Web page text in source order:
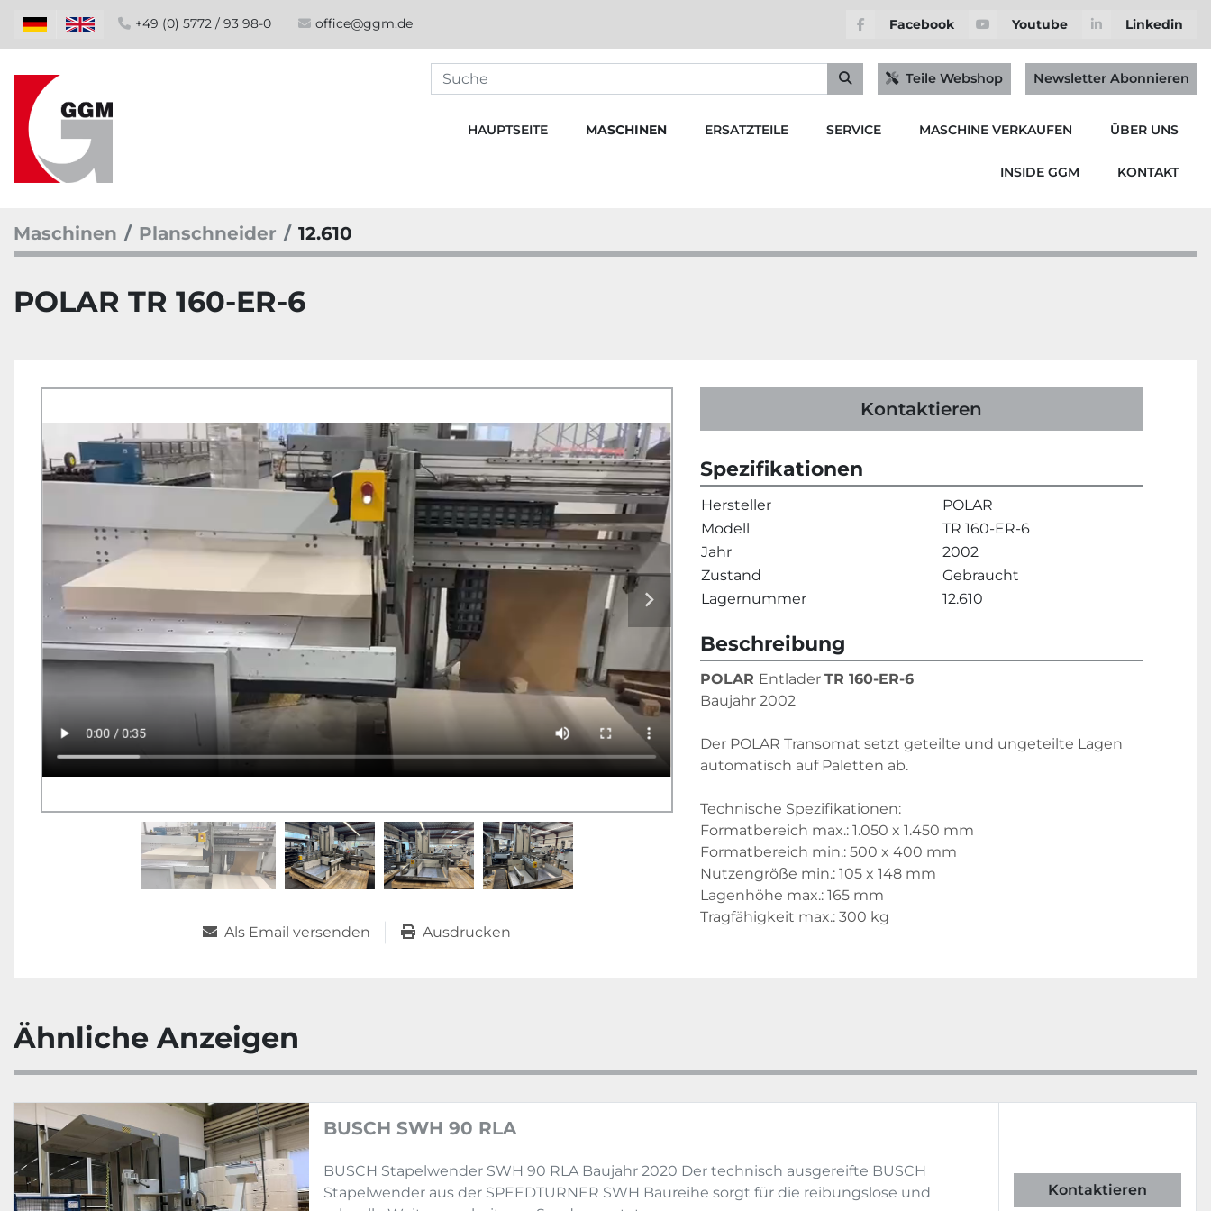
+49 (0) 5772 / 93 98-0 office@ggm.de Facebook Youtube Linkedin
Teile Webshop Newsletter Abonnieren
HAUPTSEITE MASCHINEN ERSATZTEILE SERVICE MASCHINE VERKAUFEN ÜBER UNS
INSIDE GGM KONTAKT
Maschinen Planschneider 12.610
POLAR TR 160-ER-6
Kontaktieren
Als Email versenden Ausdrucken
Spezifikationen
Hersteller
POLAR
Modell
TR 160-ER-6
Jahr
2002
Zustand
Gebraucht
Lagernummer
12.610
Beschreibung
POLAR Entlader TR 160-ER-6
Baujahr 2002
Der POLAR Transomat setzt geteilte und ungeteilte Lagen
automatisch auf Paletten ab.
Technische Spezifikationen:
Formatbereich max.: 1.050 x 1.450 mm
Formatbereich min.: 500 x 400 mm
Nutzengröße min.: 105 x 148 mm
Lagenhöhe max.: 165 mm
Tragfähigkeit max.: 300 kg
Ähnliche Anzeigen
BUSCH SWH 90 RLA
BUSCH Stapelwender SWH 90 RLA Baujahr 2020 Der technisch ausgereifte BUSCH
Stapelwender aus der SPEEDTURNER SWH Baureihe sorgt für die reibungslose und
Kontaktieren